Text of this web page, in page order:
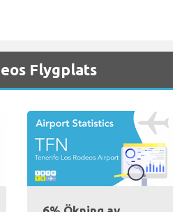
Flygplats